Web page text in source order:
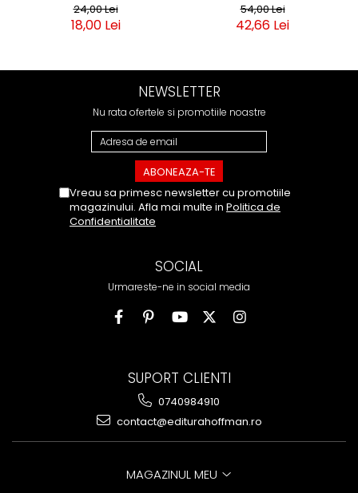
24,00 Lei
18,00 Lei
54,00 Lei
42,66 Lei
NEWSLETTER
Nu rata ofertele si promotiile noastre
Vreau sa primesc newsletter cu promotiile
magazinului. Afla mai multe in Politica de
Confidentialitate
SOCIAL
Urmareste-ne in social media
SUPORT CLIENTI
0740984910
contact@editurahoffman.ro
MAGAZINUL MEU